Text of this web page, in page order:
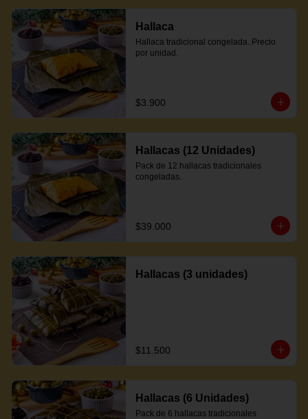
Hallaca
Hallaca tradicional congelada. Precio
por unidad.
$3.900
Hallacas (12 Unidades)
Pack de 12 hallacas tradicionales
congeladas.
$39.000
Hallacas (3 unidades)
$11.500
Hallacas (6 Unidades)
Pack de 6 hallacas tradicionales